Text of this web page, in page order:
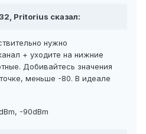
Pritorius сказал:
нужно
+ уходите на нижние
Добивайтесь значения
меньше -80. В идеале
-90dBm